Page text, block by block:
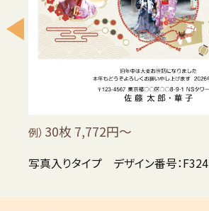
例） 30枚 7,772円～
写真入りタイプ デザイン番号：F324